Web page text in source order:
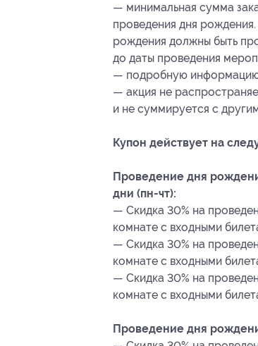
— минимальная сумма
проведения дня
рождения должны быть
до даты проведения
— подробную информацию
— акция не
и не суммируется с
Купон действует на
Проведение дня
дни (пн-чт):
— Скидка 30% на
комнате с входными
— Скидка 30% на
комнате с входными
— Скидка 30% на
комнате с входными
Проведение дня